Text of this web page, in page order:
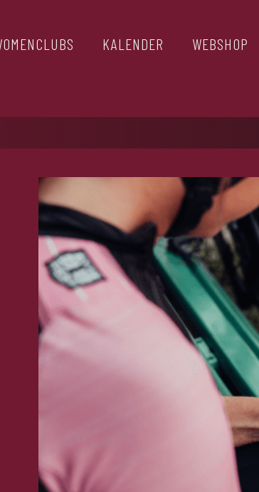
KALENDER
WEBSHOP